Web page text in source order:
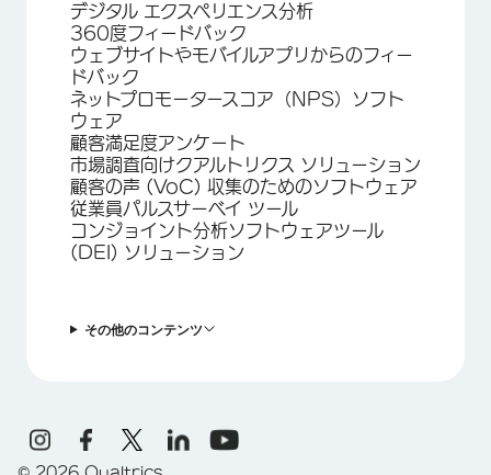
デジタル エクスペリエンス分析
360度フィードバック
ウェブサイトやモバイルアプリからのフィー
ドバック
ネットプロモータースコア（NPS）ソフト
ウェア
顧客満足度アンケート
市場調査向けクアルトリクス ソリューション
顧客の声 (VoC) 収集のためのソフトウェア
従業員パルスサーベイ ツール
コンジョイント分析ソフトウェアツール
(DEI) ソリューション
その他のコンテンツ